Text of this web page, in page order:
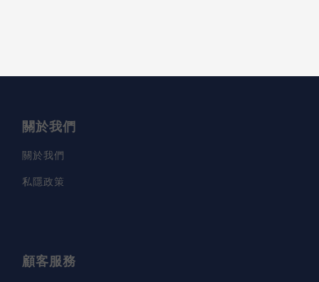
關於我們
關於我們
私隱政策
顧客服務